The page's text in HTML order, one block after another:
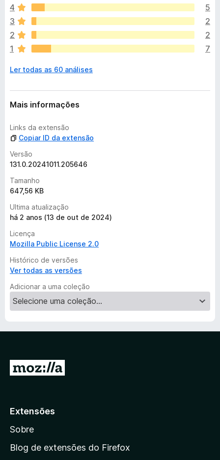
d
a
n
ã
o
x
s
t
m
a
v
a
l
a
ç
õ
e
4
5
3
2
2
2
1
7
Ler todas as 60 análises
Mais informações
Links da extensão
Copiar ID da extensão
Versão
131.0.20241011.205646
Tamanho
647,56 KB
Ultima atualização
há 2 anos (13 de out de 2024)
Licença
Mozilla Public License 2.0
Histórico de versões
Ver todas as versões
Adicionar a uma coleção
a
a
a
Extensões
Sobre
Blog de extensões do Firefox